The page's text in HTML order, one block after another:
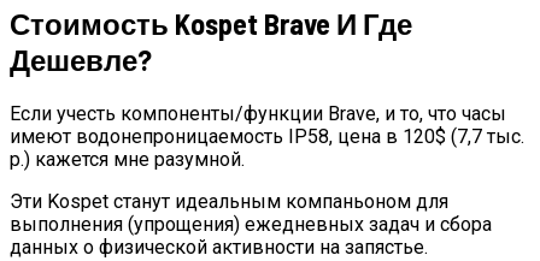
Стоимость Kospet Brave И Где
Дешевле?
Если учесть компоненты/функции Brave, и то, что часы
имеют водонепроницаемость IP58, цена в 120$ (7,7 тыс.
р.) кажется мне разумной.
Эти Kospet станут идеальным компаньоном для
выполнения (упрощения) ежедневных задач и сбора
данных о физической активности на запястье.